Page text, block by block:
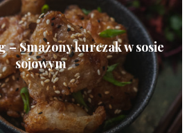
Smażony kurczak w sosie
sojowym